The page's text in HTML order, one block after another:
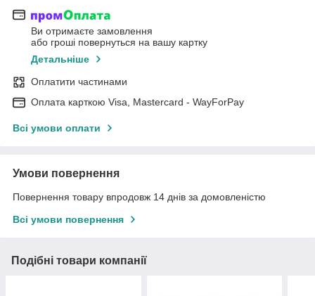
Ви отримаєте замовлення
або гроші повернуться на вашу картку
Детальніше
Оплатити частинами
Оплата карткою Visa, Mastercard - WayForPay
Всі умови оплати
Умови повернення
Повернення товару впродовж 14 днів за домовленістю
Всі умови повернення
Подібні товари компанії